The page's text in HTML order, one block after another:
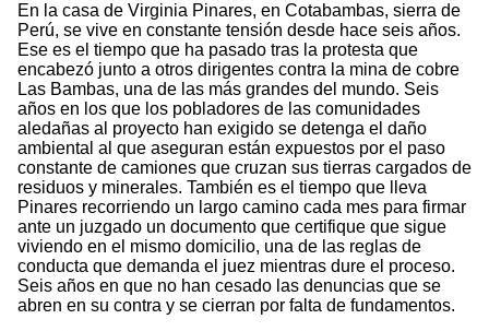
En la casa de Virginia Pinares, en Cotabambas, sierra de
Perú, se vive en constante tensión desde hace seis años.
Ese es el tiempo que ha pasado tras la protesta que
encabezó junto a otros dirigentes contra la mina de cobre
Las Bambas, una de las más grandes del mundo. Seis
años en los que los pobladores de las comunidades
aledañas al proyecto han exigido se detenga el daño
ambiental al que aseguran están expuestos por el paso
constante de camiones que cruzan sus tierras cargados de
residuos y minerales. También es el tiempo que lleva
Pinares recorriendo un largo camino cada mes para firmar
ante un juzgado un documento que certifique que sigue
viviendo en el mismo domicilio, una de las reglas de
conducta que demanda el juez mientras dure el proceso.
Seis años en que no han cesado las denuncias que se
abren en su contra y se cierran por falta de fundamentos.